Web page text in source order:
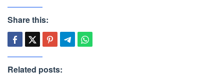
Share this:
Related posts: